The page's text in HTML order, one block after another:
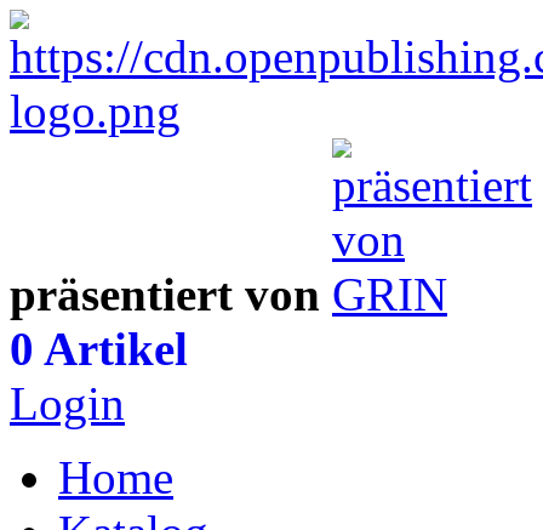
präsentiert von
0 Artikel
Login
Home